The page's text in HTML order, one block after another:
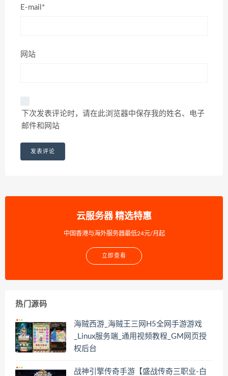
E-mail*
网站
下次发表评论时，请在此浏览器中保存我的姓名、电子
邮件和网站
云服务器 精选特惠
中国香港与海外服务器最低24元/月起
立即查看
热门源码
海贼西游_海贼王三网H5全网手游游戏
_Linux服务端_通用视频教程_GM网页授
权后台
战神引擎传奇手游【盛战传奇三职业-白